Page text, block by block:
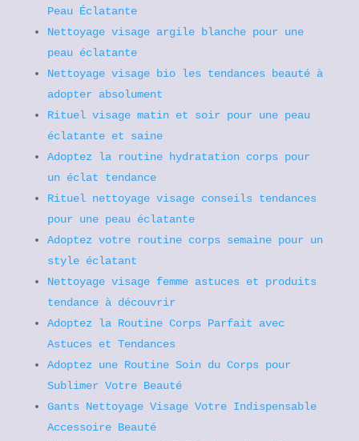
Peau Éclatante
Nettoyage visage argile blanche pour une
peau éclatante
Nettoyage visage bio les tendances beauté à
adopter absolument
Rituel visage matin et soir pour une peau
éclatante et saine
Adoptez la routine hydratation corps pour
un éclat tendance
Rituel nettoyage visage conseils tendances
pour une peau éclatante
Adoptez votre routine corps semaine pour un
style éclatant
Nettoyage visage femme astuces et produits
tendance à découvrir
Adoptez la Routine Corps Parfait avec
Astuces et Tendances
Adoptez une Routine Soin du Corps pour
Sublimer Votre Beauté
Gants Nettoyage Visage Votre Indispensable
Accessoire Beauté